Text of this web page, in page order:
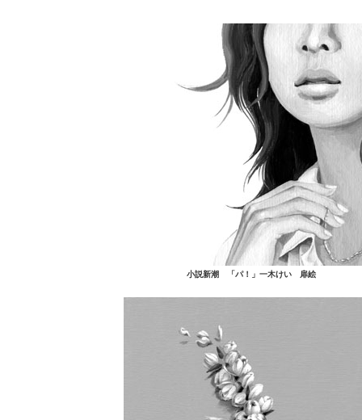
小説新潮 「パ！」一木けい 扉絵